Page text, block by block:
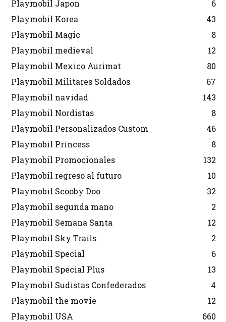
Playmobil Japon
6
Playmobil Korea
43
Playmobil Magic
8
Playmobil medieval
12
Playmobil Mexico Aurimat
80
Playmobil Militares Soldados
67
Playmobil navidad
143
Playmobil Nordistas
8
Playmobil Personalizados Custom
46
Playmobil Princess
8
Playmobil Promocionales
132
Playmobil regreso al futuro
10
Playmobil Scooby Doo
32
Playmobil segunda mano
2
Playmobil Semana Santa
12
Playmobil Sky Trails
2
Playmobil Special
6
Playmobil Special Plus
13
Playmobil Sudistas Confederados
4
Playmobil the movie
12
Playmobil USA
660